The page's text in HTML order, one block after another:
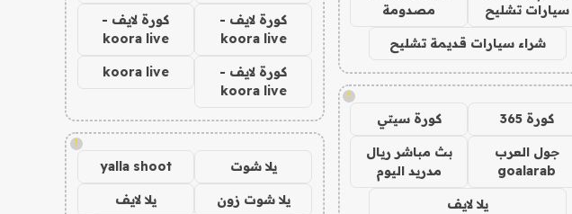
سيارات تشليح
مصدومة
شراء سيارات قديمة تشليح
!
كورة 365 كورة سيتي
جول العرب
goalarab
بث مباشر ريال
مدريد اليوم
يلا لايف
كورة لايف -
koora live
كورة لايف -
koora live
كورة لايف -
koora live
koora live
!
يلا شوت yalla shoot
يلا شوت زون يلا لايف